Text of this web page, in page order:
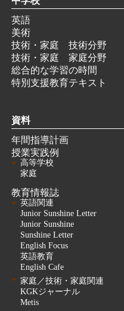
英語
美術
技術・家庭 技術分野
技術・家庭 家庭分野
総合的な学習の時間
特別支援教育テキスト
資料
年間指導計画
授業実践例
高等学校
家庭
教育情報誌
英語関連
Junior Sunshine Letter
Junior Sunshine
Sunshine Letter
English Focus
英語教育
English Cafe
家庭／技術・家庭関連
KGKジャーナル
Metis